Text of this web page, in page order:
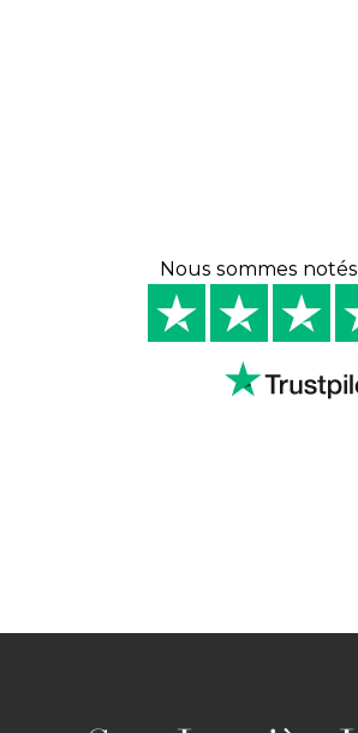
Nous sommes notés